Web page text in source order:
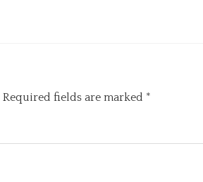
Required fields are marked *